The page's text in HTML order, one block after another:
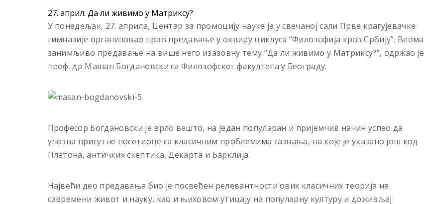
27. април: Да ли живимо у Матриксу?
У понедељак, 27. априла, Центар за промоциjу науке је у свечаноj сали Прве крагуjевачке
гимназиjе организовао прво предавање у оквиру циклуса “Филозофиjа кроз Србиjу”. Веома
занимљиво предавање на више него изазовну тему “Да ли живимо у Матриксу?”, одржао је
проф. др Машан Богдановски са Филозофског факултета у Београду.
Професор Богдановски је врло вешто, на један популаран и пријемчив начин успео да
упозна присутне посетиоце са класичним проблемима сазнања, на коjе jе указано jош код
Платона, античких скептика, Декарта и Барклиjа.
Наjвећи део предавања био је посвећен релевантности ових класичних теорија на
савремени живот и науку, као и њиховом утицаjу на популарну културу и доживљаj